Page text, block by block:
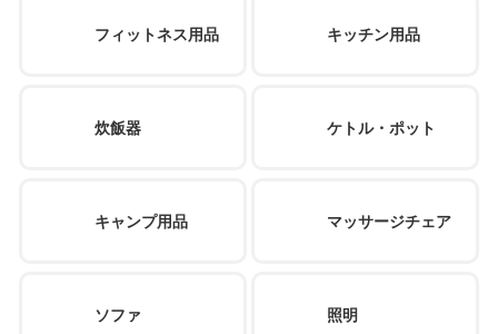
フィットネス用品 キッチン用品
炊飯器 ケトル・ポット
キャンプ用品 マッサージチェア
ソファ 照明